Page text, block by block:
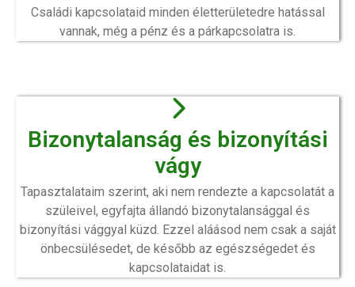
Családi kapcsolataid minden életterületedre hatással
vannak, még a pénz és a párkapcsolatra is.
Bizonytalanság és bizonyítási
vágy
Tapasztalataim szerint, aki nem rendezte a kapcsolatát a
szüleivel, egyfajta állandó bizonytalansággal és
bizonyítási vággyal küzd. Ezzel aláásod nem csak a saját
önbecsülésedet, de később az egészségedet és
kapcsolataidat is.